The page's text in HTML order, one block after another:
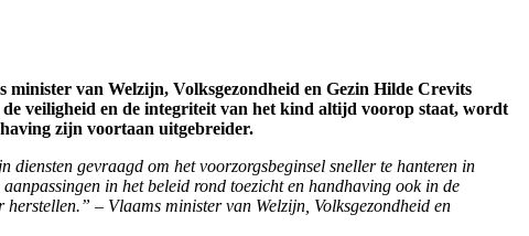
minister van Welzijn, Volksgezondheid en Gezin Hilde Crevits
veiligheid en de integriteit van het kind altijd voorop staat, wordt
zijn voortaan uitgebreider.
gevraagd om het voorzorgsbeginsel sneller te hanteren in
in het beleid rond toezicht en handhaving ook in de
– Vlaams minister van Welzijn, Volksgezondheid en